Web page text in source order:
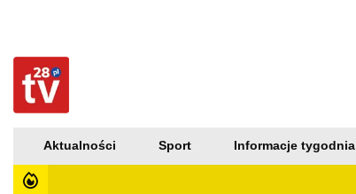
Aktualności Sport Informacje tygodnia